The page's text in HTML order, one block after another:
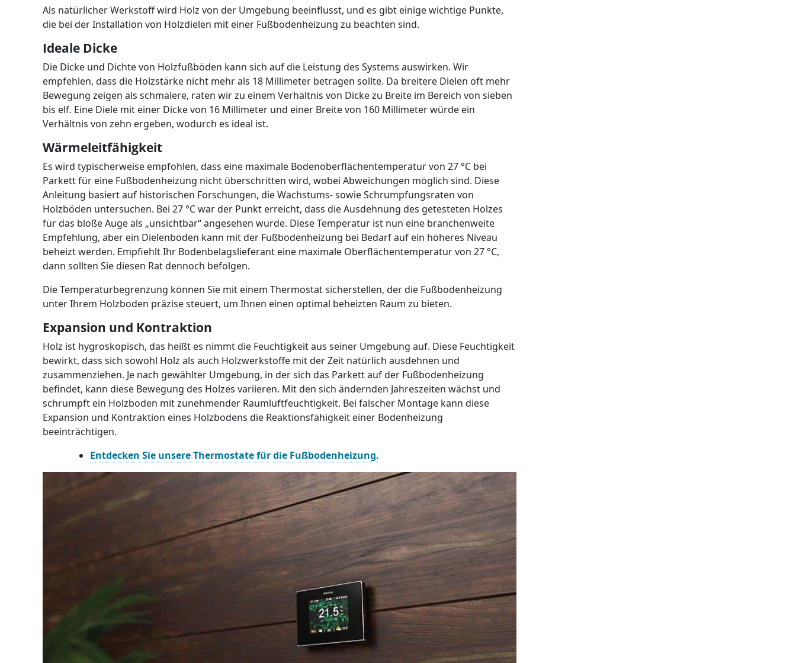
Als natürlicher Werkstoff wird Holz von der Umgebung beeinflusst, und es gibt einige wichtige Punkte,
die bei der Installation von Holzdielen mit einer Fußbodenheizung zu beachten sind.
Ideale Dicke
Die Dicke und Dichte von Holzfußböden kann sich auf die Leistung des Systems auswirken. Wir
empfehlen, dass die Holzstärke nicht mehr als 18 Millimeter betragen sollte. Da breitere Dielen oft mehr
Bewegung zeigen als schmalere, raten wir zu einem Verhältnis von Dicke zu Breite im Bereich von sieben
bis elf. Eine Diele mit einer Dicke von 16 Millimeter und einer Breite von 160 Millimeter würde ein
Verhältnis von zehn ergeben, wodurch es ideal ist.
Wärmeleitfähigkeit
Es wird typischerweise empfohlen, dass eine maximale Bodenoberflächentemperatur von 27 °C bei
Parkett für eine Fußbodenheizung nicht überschritten wird, wobei Abweichungen möglich sind. Diese
Anleitung basiert auf historischen Forschungen, die Wachstums- sowie Schrumpfungsraten von
Holzböden untersuchen. Bei 27 °C war der Punkt erreicht, dass die Ausdehnung des getesteten Holzes
für das bloße Auge als „unsichtbar“ angesehen wurde. Diese Temperatur ist nun eine branchenweite
Empfehlung, aber ein Dielenboden kann mit der Fußbodenheizung bei Bedarf auf ein höheres Niveau
beheizt werden. Empfiehlt Ihr Bodenbelagslieferant eine maximale Oberflächentemperatur von 27 °C,
dann sollten Sie diesen Rat dennoch befolgen.
Die Temperaturbegrenzung können Sie mit einem Thermostat sicherstellen, der die Fußbodenheizung
unter Ihrem Holzboden präzise steuert, um Ihnen einen optimal beheizten Raum zu bieten.
Expansion und Kontraktion
Holz ist hygroskopisch, das heißt es nimmt die Feuchtigkeit aus seiner Umgebung auf. Diese Feuchtigkeit
bewirkt, dass sich sowohl Holz als auch Holzwerkstoffe mit der Zeit natürlich ausdehnen und
zusammenziehen. Je nach gewählter Umgebung, in der sich das Parkett auf der Fußbodenheizung
befindet, kann diese Bewegung des Holzes variieren. Mit den sich ändernden Jahreszeiten wächst und
schrumpft ein Holzboden mit zunehmender Raumluftfeuchtigkeit. Bei falscher Montage kann diese
Expansion und Kontraktion eines Holzbodens die Reaktionsfähigkeit einer Bodenheizung
beeinträchtigen.
Entdecken Sie unsere Thermostate für die Fußbodenheizung.